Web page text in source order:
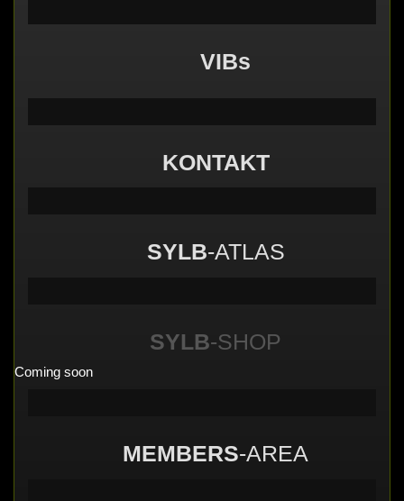
ROTTSTR5-THEATER, Bochum
VIBs
KONTAKT
SYLB-ATLAS
SYLB-SHOP
Coming soon
MEMBERS-AREA